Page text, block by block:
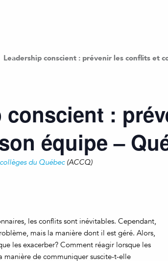
Leadership conscient : prévenir les conflits et
conscient :
équipe –
du Québec(ACCQ)
les conflits sont inévitables. Cependant,
mais la manière dont il est géré. Alors,
les exacerber? Comment réagir lorsque les
manière de communiquer suscite-t-elle